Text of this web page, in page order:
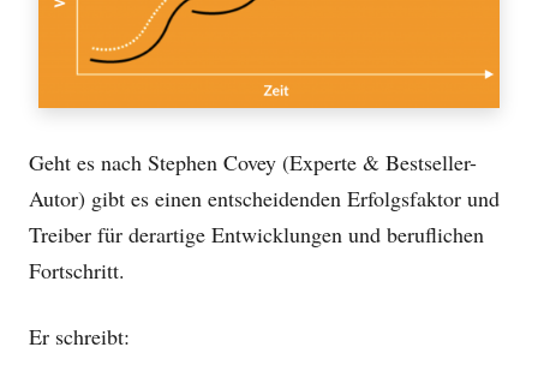
Geht es nach Stephen Covey (Experte & Bestseller-
Autor) gibt es einen entscheidenden Erfolgsfaktor und
Treiber für derartige Entwicklungen und beruflichen
Fortschritt.
Er schreibt: